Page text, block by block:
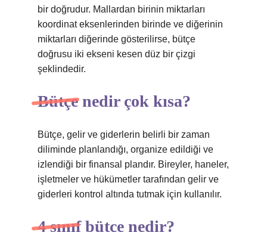
bir doğrudur. Mallardan birinin miktarları
koordinat eksenlerinden birinde ve diğerinin
miktarları diğerinde gösterilirse, bütçe
doğrusu iki ekseni kesen düz bir çizgi
şeklindedir.
Bütçe nedir çok kısa?
Bütçe, gelir ve giderlerin belirli bir zaman
diliminde planlandığı, organize edildiği ve
izlendiği bir finansal plandır. Bireyler, haneler,
işletmeler ve hükümetler tarafından gelir ve
giderleri kontrol altında tutmak için kullanılır.
4 sınıf bütçe nedir?